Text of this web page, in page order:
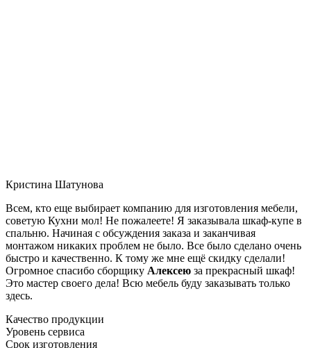
Кристина Шатунова
Всем, кто еще выбирает компанию для изготовления мебели,
советую Кухни мол! Не пожалеете! Я заказывала шкаф-купе в
спальню. Начиная с обсуждения заказа и заканчивая
монтажом никаких проблем не было. Все было сделано очень
быстро и качественно. К тому же мне ещё скидку сделали!
Огромное спасибо сборщику Алексею за прекрасный шкаф!
Это мастер своего дела! Всю мебель буду заказывать только
здесь.
Качество продукции
Уровень сервиса
Срок изготовления